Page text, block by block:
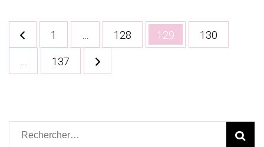
Pagination
des
publications
Page
1 … Page
128 Page
129 Page
130
… Page
137
Rechercher :